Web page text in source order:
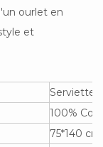
ourlet en
et
Serviette
100%
75*140